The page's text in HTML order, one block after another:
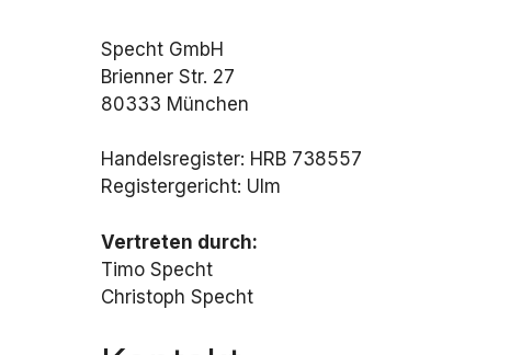
Specht GmbH
Brienner Str. 27
80333 München
Handelsregister: HRB 738557
Registergericht: Ulm
Vertreten durch:
Timo Specht
Christoph Specht